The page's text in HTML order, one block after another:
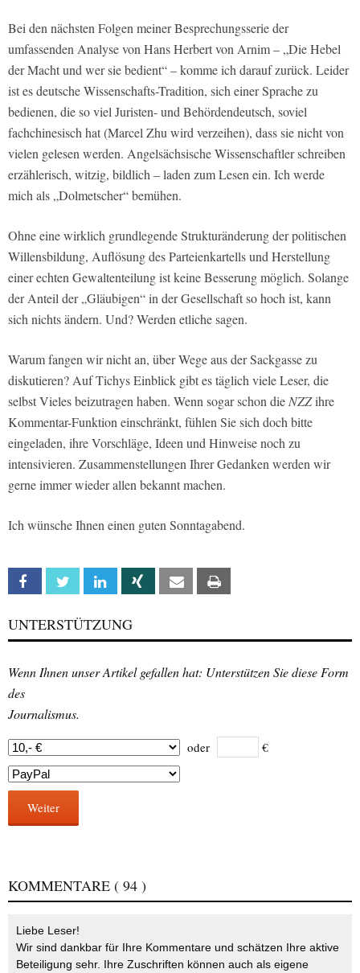
Bei den nächsten Folgen meiner Besprechungsserie der
umfassenden Analyse von Hans Herbert von Arnim – „Die Hebel
der Macht und wer sie bedient“ – komme ich darauf zurück. Leider
ist es deutsche Wissenschafts-Tradition, sich einer Sprache zu
bedienen, die so viel Juristen- und Behördendeutsch, soviel
fachchinesisch hat (Marcel Zhu wird verzeihen), dass sie nicht von
vielen gelesen werden. Angelsächsische Wissenschaftler schreiben
erzählerisch, witzig, bildlich – laden zum Lesen ein. Ich werde
mich als „Dolmetscher“ bemühen.
Ohne eine wirklich grundlegende Strukturänderung der politischen
Willensbildung, Auflösung des Parteienkartells und Herstellung
einer echten Gewaltenteilung ist keine Besserung möglich. Solange
der Anteil der „Gläubigen“ in der Gesellschaft so hoch ist, kann
sich nichts ändern. Und? Werden etliche sagen.
Warum fangen wir nicht an, über Wege aus der Sackgasse zu
diskutieren? Auf Tichys Einblick gibt es täglich viele Leser, die
selbst Vieles beizutragen haben. Wenn sogar schon dieNZZihre
Kommentar-Funktion einschränkt, fühlen Sie sich doch bitte
eingeladen, ihre Vorschläge, Ideen und Hinweise noch zu
intensivieren. Zusammenstellungen Ihrer Gedanken werden wir
gerne immer wieder allen bekannt machen.
Ich wünsche Ihnen einen guten Sonntagabend.
Facebook Twitter Linkedin Xing Email
UNTERSTÜTZUNG
Wenn Ihnen unser Artikel gefallen hat: Unterstützen Sie diese Form
des
Journalismus.
oder €
Weiter
KOMMENTARE ( 94 )
Liebe Leser!
Wir sind dankbar für Ihre Kommentare und schätzen Ihre aktive
Beteiligung sehr. Ihre Zuschriften können auch als eigene